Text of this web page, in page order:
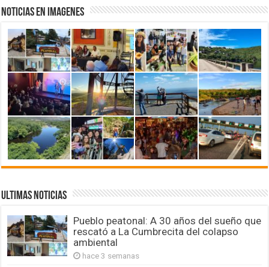
NOTICIAS EN IMAGENES
ULTIMAS NOTICIAS
Pueblo peatonal: A 30 años del sueño que
rescató a La Cumbrecita del colapso
ambiental
hace 3 semanas